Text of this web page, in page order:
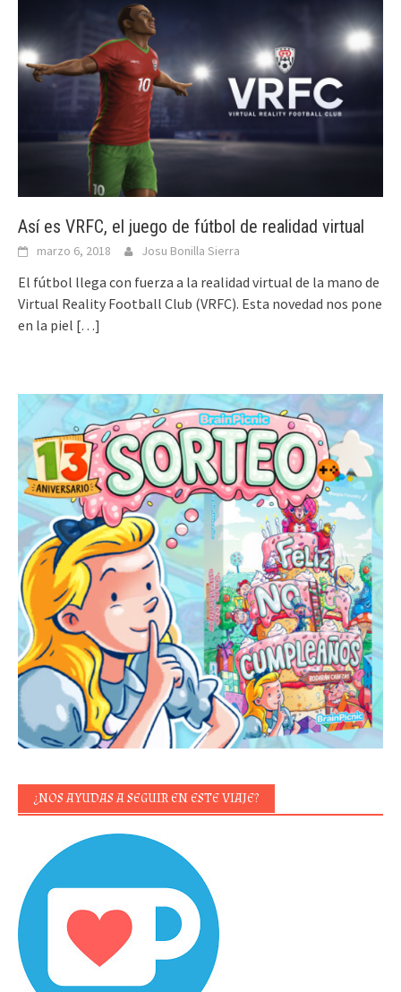
Así es VRFC, el juego de fútbol de realidad virtual
marzo 6, 2018 Josu Bonilla Sierra
El fútbol llega con fuerza a la realidad virtual de la mano de
Virtual Reality Football Club (VRFC). Esta novedad nos pone
en la piel […]
¿NOS AYUDAS A SEGUIR EN ESTE VIAJE?